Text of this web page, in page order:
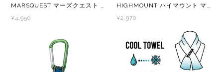
MARSQUEST マーズクエスト Momentum 偏光レンズ スポーツサングラス IceYellow×NeonBlue M32
¥4,950
HIGHMOUNT ハイマウント マジックベアベル（消音機能付き） 熊鈴 熊すず くますず クマ鈴 熊よけベル ベアベル
¥2,970